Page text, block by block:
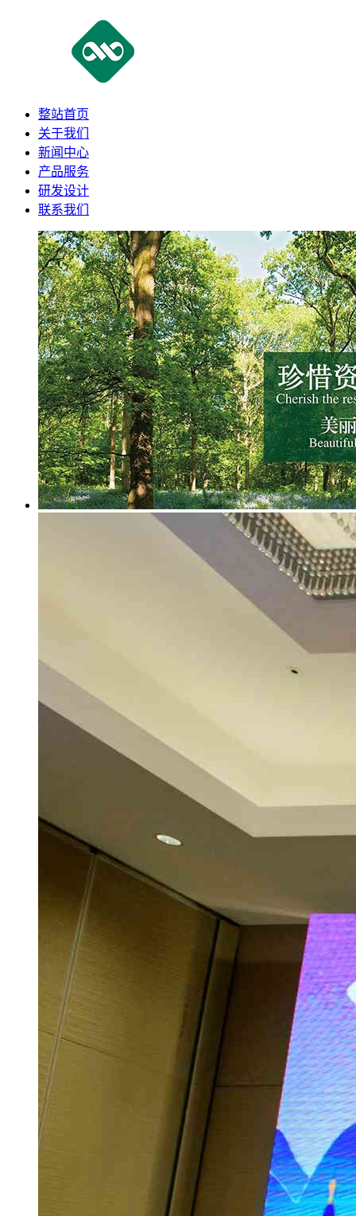
整站首页
关于我们
新闻中心
产品服务
研发设计
联系我们